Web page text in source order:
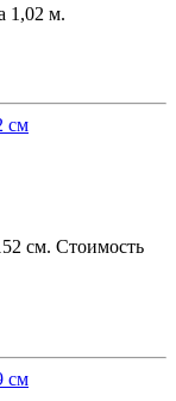
1,02 м.
см. Стоимость